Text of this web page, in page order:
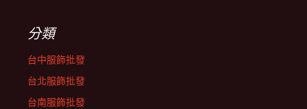
分類
台中服飾批發
台北服飾批發
台南服飾批發